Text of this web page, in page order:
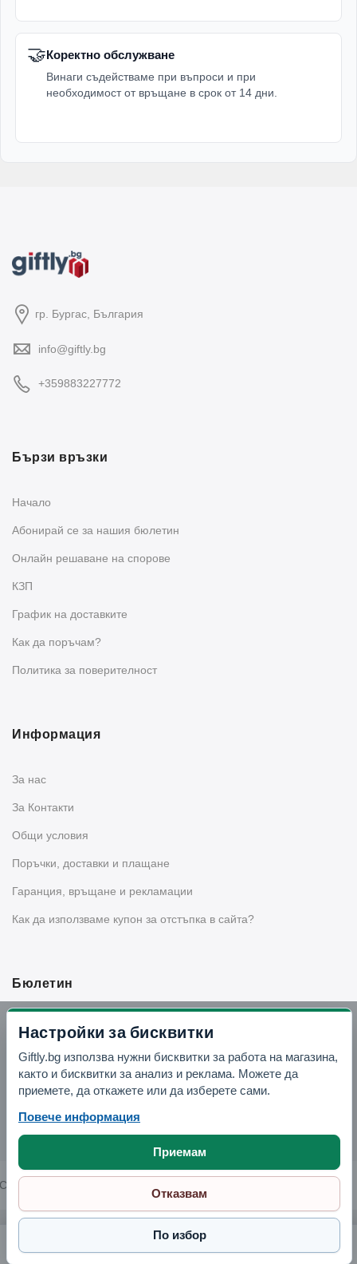
🤝Коректно обслужване
Винаги съдействаме при въпроси и при
необходимост от връщане в срок от 14 дни.
Детска раница "Зайче" с едно отделение
5.29 € / 10.35 лв. Поръчай
гр. Бургас, България
info@giftly.bg
+359883227772
Бързи връзки
Начало
Абонирай се за нашия бюлетин
Oнлайн решаване на спорове
КЗП
График на доставките
Как да поръчам?
Политика за поверителност
Информация
За нас
За Контакти
Общи условия
Поръчки, доставки и плащане
Гаранция, връщане и рекламации
Как да използваме купон за отстъпка в сайта?
Бюлетин
Вземи -10% отстъпка в Telegram
Отвори Telegram
Copyright © 2026 GIFTLY.BG. All rights reserved.
Настройки за бисквитки
Giftly.bg използва нужни бисквитки за работа на магазина,
както и бисквитки за анализ и реклама. Можете да
приемете, да откажете или да изберете сами.
Повече информация
Приемам
Отказвам
По избор